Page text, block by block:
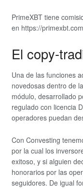
PrimeXBT tiene
en https://
El copy-
Una de las funciones
novedosas dentro de
módulo, desarrollado
regulado con licencia
operadores puedan
Con Convesting
por la cual los
exitoso, y si alguien
honorarios por las
seguidores. De igual